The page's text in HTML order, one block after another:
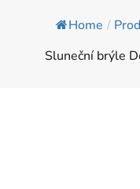
Home /
Sluneční brýle